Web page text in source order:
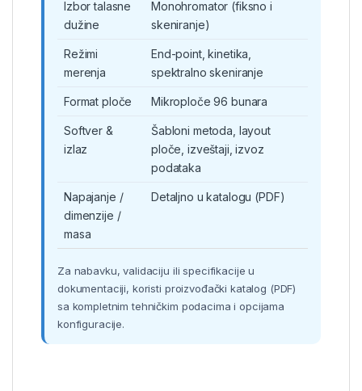
Izbor talasne
dužine
Monohromator (fiksno i
skeniranje)
Režimi
merenja
End-point, kinetika,
spektralno skeniranje
Format ploče Mikroploče 96 bunara
Softver &
izlaz
Šabloni metoda, layout
ploče, izveštaji, izvoz
podataka
Napajanje /
dimenzije /
masa
Detaljno u katalogu (PDF)
Za nabavku, validaciju ili specifikacije u
dokumentaciji, koristi proizvođački katalog (PDF)
sa kompletnim tehničkim podacima i opcijama
konfiguracije.